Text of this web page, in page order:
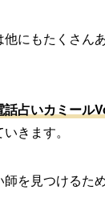
他にもたくさん
話占いカミール
きます。
を見つけるた